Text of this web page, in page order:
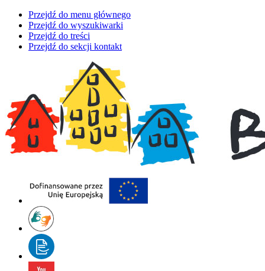
Przejdź do menu głównego
Przejdź do wyszukiwarki
Przejdź do treści
Przejdź do sekcji kontakt